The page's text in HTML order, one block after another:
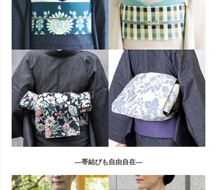
―帯結びも自由自在―